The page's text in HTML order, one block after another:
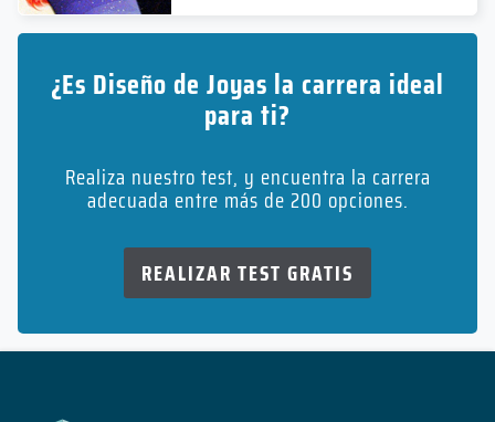
¿Es Diseño de Joyas la carrera ideal
para ti?
Realiza nuestro test, y encuentra la carrera
adecuada entre más de 200 opciones.
REALIZAR TEST GRATIS